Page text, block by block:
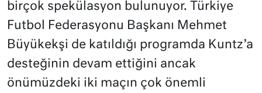
birçok spekülasyon bulunuyor. Türkiye
Futbol Federasyonu Başkanı Mehmet
Büyükekşi de katıldığı programda Kuntz’a
desteğinin devam ettiğini ancak
önümüzdeki iki maçın çok önemli